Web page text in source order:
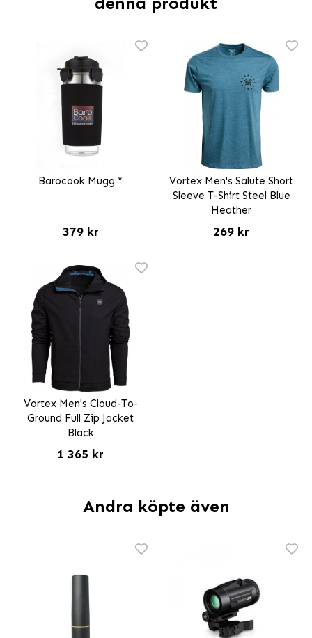
Barocook Mugg *
379 kr
Vortex Men's Salute Short
Sleeve T-Shirt Steel Blue
Heather
269 kr
Vortex Men's Cloud-To-
Ground Full Zip Jacket
Black
1 365 kr
Andra köpte även